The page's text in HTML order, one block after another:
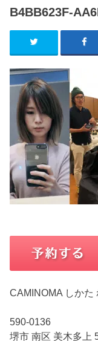
B4BB623F-
CAMINOMA しかた
590-0136
堺市 南区 美木多上